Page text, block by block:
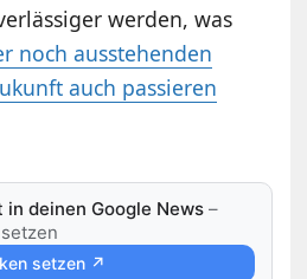
werden, was
noch ausstehenden
auch passieren
in deinen Google News –
setzen ↗